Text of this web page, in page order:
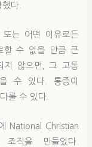
다.
또는 어떤 이유로든
할 수 없을 만큼 큰
지 않으면, 그 고통
수 있다. 통증이
룰 수 있다.
National Christian
조직을 만들었다.